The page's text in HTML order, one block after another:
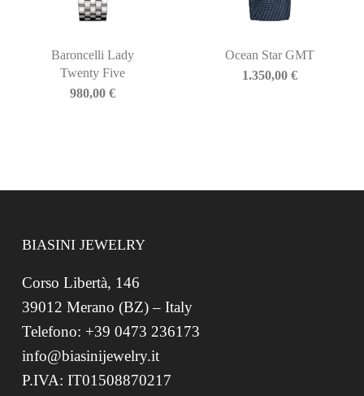
Baroncelli Lady
Twenty Five
980,00 €
Ocean Star GMT
1.350,00€
BIASINI JEWELRY
Corso Libertà, 146
39012 Merano (BZ) – Italy
Telefono: +39 0473 236173
info@biasinijewelry.it
P.IVA: IT01508870217